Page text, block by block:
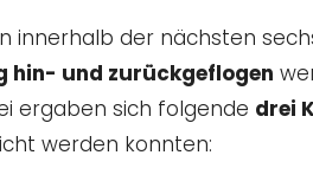
innerhalb der nächsten
hin- und zurückgeflogen
ergaben sich folgende drei
werden konnten: